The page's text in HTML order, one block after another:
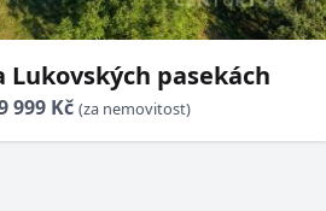
pasekách
999 Kč (za nemovitost)